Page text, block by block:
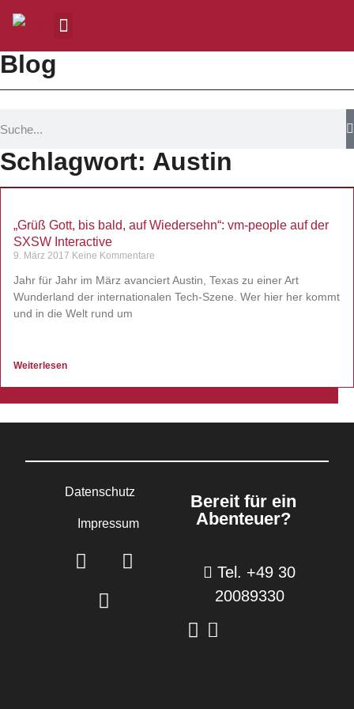
Blog
Schlagwort: Austin
„Grüß Gott, bis bald, auf Wiedersehn“: vm-people auf der
SXSW Interactive
9. März 2017 Keine Kommentare
Jahr für Jahr im März avanciert Austin, Texas zu einer Art
Wunderland der internationalen Tech-Szene. Wer hier her kommt
und in die Welt rund um
Weiterlesen
Datenschutz
Impressum
Bereit für ein
Abenteuer?
Tel. +49 30
20089330